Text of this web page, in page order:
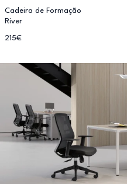
Cadeira de Formação
River
215€